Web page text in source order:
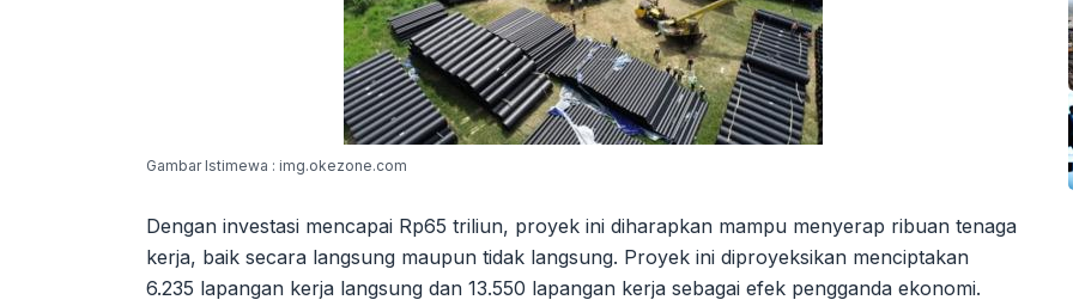
Gambar Istimewa : img.okezone.com
Dengan investasi mencapai Rp65 triliun, proyek ini diharapkan mampu menyerap ribuan tenaga
kerja, baik secara langsung maupun tidak langsung. Proyek ini diproyeksikan menciptakan
6.235 lapangan kerja langsung dan 13.550 lapangan kerja sebagai efek pengganda ekonomi.